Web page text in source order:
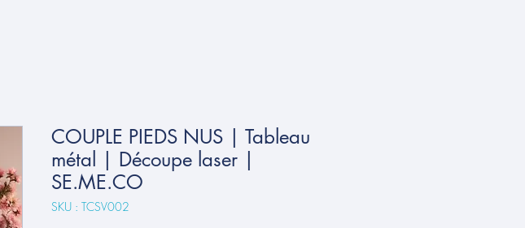
COUPLE PIEDS NUS | Tableau
métal | Découpe laser |
SE.ME.CO
SKU : TCSV002